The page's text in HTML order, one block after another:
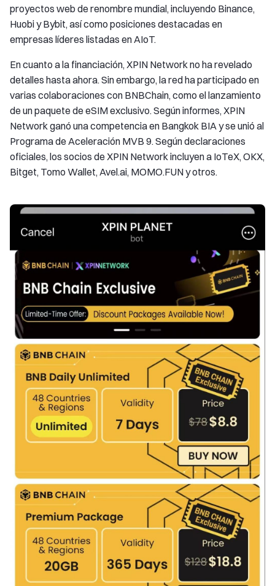
proyectos web de renombre mundial, incluyendo Binance,
Huobi y Bybit, así como posiciones destacadas en
empresas líderes listadas en AIoT.
En cuanto a la financiación, XPIN Network no ha revelado
detalles hasta ahora. Sin embargo, la red ha participado en
varias colaboraciones con BNBChain, como el lanzamiento
de un paquete de eSIM exclusivo. Según informes, XPIN
Network ganó una competencia en Bangkok BIA y se unió al
Programa de Aceleración MVB 9. Según declaraciones
oficiales, los socios de XPIN Network incluyen a IoTeX, OKX,
Bitget, Tomo Wallet, Avel.ai, MOMO.FUN y otros.